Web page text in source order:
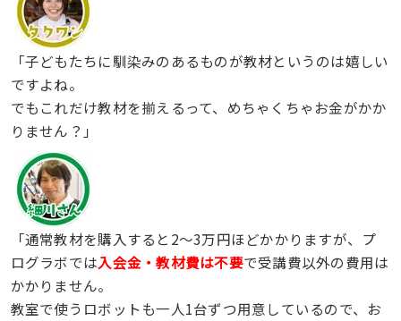
「子どもたちに馴染みのあるものが教材というのは嬉しい
ですよね。
でもこれだけ教材を揃えるって、めちゃくちゃお金がかか
りません？」
「通常教材を購入すると2〜3万円ほどかかりますが、プ
ログラボでは入会金・教材費は不要で受講費以外の費用は
かかりません。
教室で使うロボットも一人1台ずつ用意しているので、お